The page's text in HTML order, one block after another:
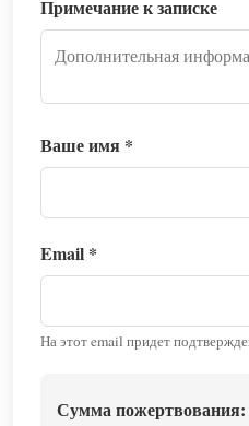
Примечание к записке
Ваше имя *
Email *
На этот email придет
Сумма пожертвования: